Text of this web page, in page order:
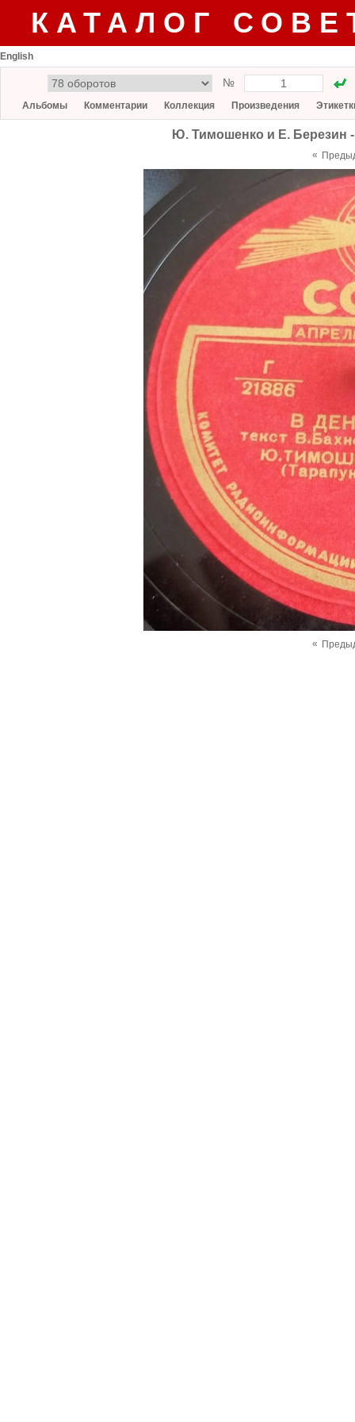
КАТАЛОГ
English
№
Альбомы Комментарии Коллекция Произведения
Ю. Тимошенко и Е. Березин
«
«